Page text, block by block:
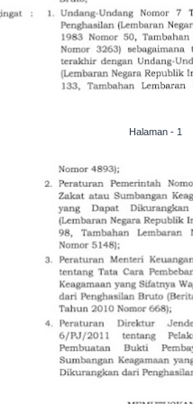
Halaman - 1